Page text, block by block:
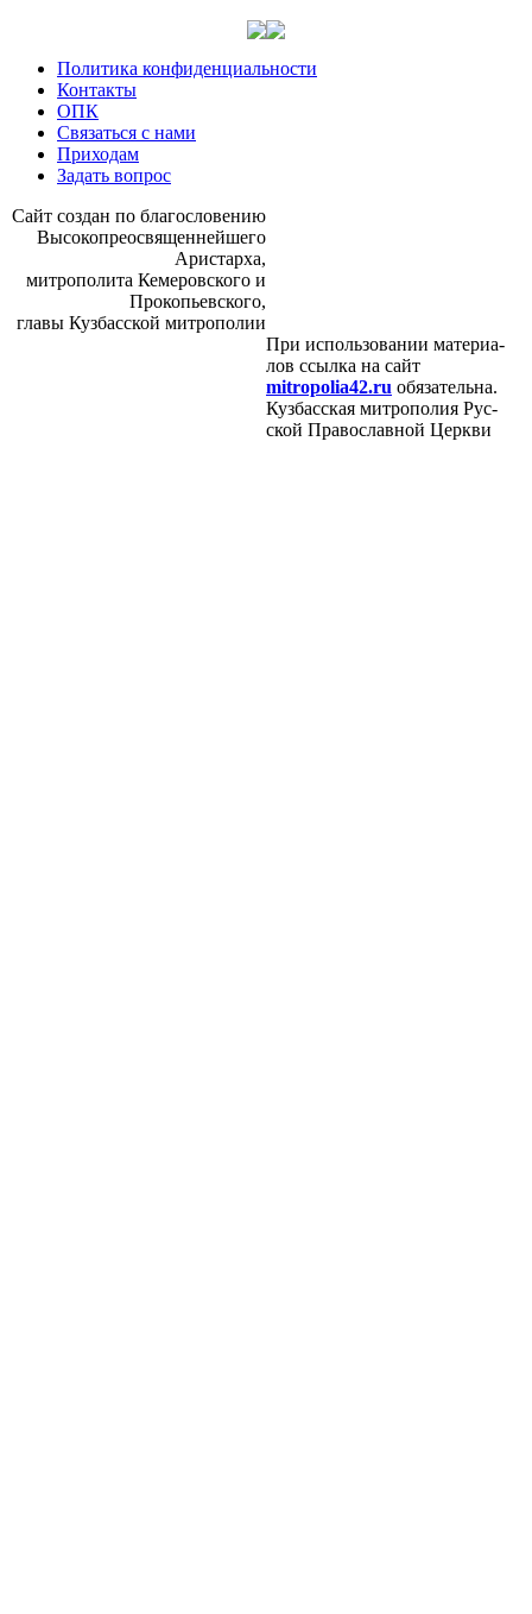
Политика конфиденциальности
Контакты
ОПК
Связаться с нами
Приходам
Задать вопрос
Сайт со­здан по бла­го­сло­ве­нию
Вы­со­ко­прео­свя­щен­ней­ше­го
Ари­стар­ха,
мит­ро­по­ли­та Ке­ме­ров­ско­го и
Про­ко­пьев­ско­го,
гла­вы Куз­бас­ской мит­ро­по­лии
При ис­поль­зо­ва­нии ма­те­ри­а­
лов ссыл­ка на сайт
mitropolia42.ru обя­за­тель­на.
Куз­бас­ская мит­ро­по­лия Рус­
ской Пра­во­слав­ной Церк­ви